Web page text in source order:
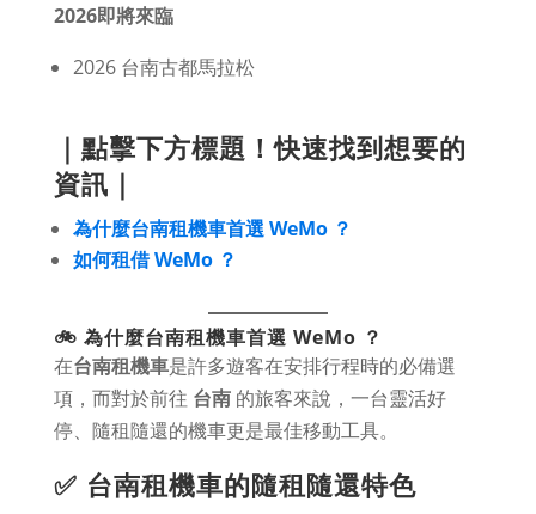
2026即將來臨
2026 台南古都馬拉松
｜點擊下方標題！快速找到想要的
資訊｜
為什麼台南租機車首選 WeMo ？
如何租借 WeMo ？
🚲 為什麼台南租機車首選 WeMo ？
在台南租機車是許多遊客在安排行程時的必備選
項，而對於前往 台南的旅客來說，一台靈活好
停、隨租隨還的機車更是最佳移動工具。
✅ 台南租機車的隨租隨還特色